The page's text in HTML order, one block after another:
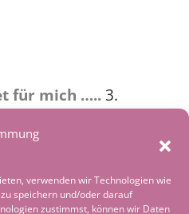
verwenden wir Technologien wie
speichern und/oder darauf
zustimmst, können wir Daten
für mich …..3.
2026
im August1.